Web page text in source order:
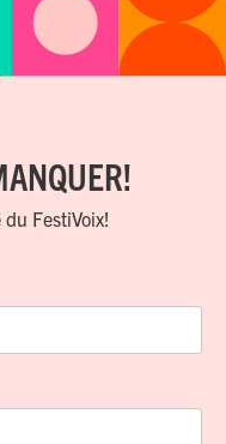
FestiVoix!